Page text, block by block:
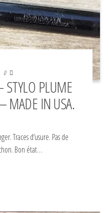
0
STYLO PLUME
MADE IN USA.
Traces d’usure. Pas de
Bon état…